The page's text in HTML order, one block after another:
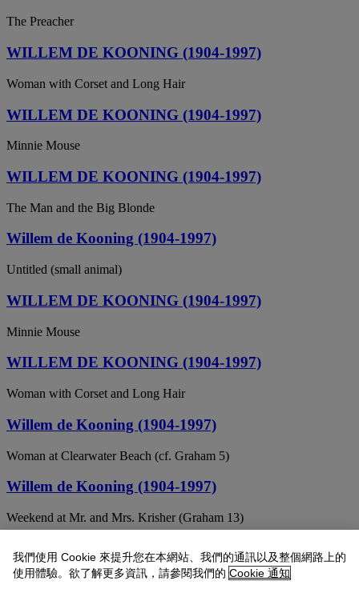
The Preacher
WILLEM DE KOONING (1904-1997)
Woman with Corset and Long Hair
WILLEM DE KOONING (1904-1997)
Minnie Mouse
WILLEM DE KOONING (1904-1997)
The Man and the Big Blonde
Willem de Kooning (1904-1997)
Untitled (small animal)
WILLEM DE KOONING (1904-1997)
Minnie Mouse
WILLEM DE KOONING (1904-1997)
Woman with Corset and Long Hair
Willem de Kooning (1904-1997)
Woman at Clearwater Beach (cf. Graham 5)
Willem de Kooning (1904-1997)
Weekend at Mr. and Mrs. Krisher (Graham 13)
WILLEM DE KOONING (1904-1997)
Minnie Mouse
我們使用 Cookie 來提升您在本網站、我們的通訊以及整個網路上的
使用體驗。欲了解更多資訊，請參閱我們的 Cookie 通知